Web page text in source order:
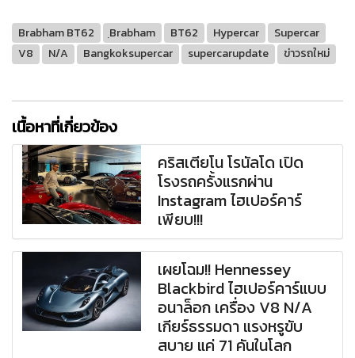
Brabham BT62 ฺBrabham BT62 Hypercar
Supercar
V8
N/A Bangkoksupercar supercarupdate ข่าวรถใหม่
เนื้อหาที่เกี่ยวข้อง
คริสเตียโน โรนัลโด เปิด
โรงรถครั้งแรกผ่าน
Instagram ไฮเปอร์คาร์
เพียบ!!!
เผยโฉม!! Hennessey
Blackbird ไฮเปอร์คาร์แบบ
อนาล็อก เครื่อง V8 N/A
เกียร์ธรรมดา แรงหรูขับ
สบาย แค่ 71 คันในโลก